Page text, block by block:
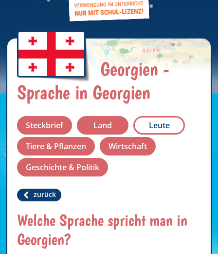
Georgien -
Sprache in Georgien
Steckbrief Land
Leute
Tiere & Pflanzen
Wirtschaft
Geschichte & Politik
zurück
Welche Sprache spricht man in
Georgien?